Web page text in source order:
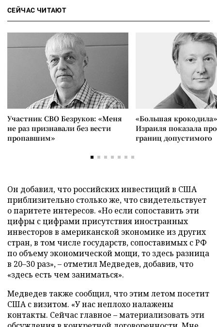
СЕЙЧАС ЧИТАЮТ
Участник СВО Безруков: «Меня
не раз признавали без вести
пропавшим»
«Большая
Израиля показала
границ допустимого
Он добавил, что российских инвестиций в США
приблизительно столько же, что свидетельствует
о паритете интересов. «Но если сопоставить эти
цифры с цифрами присутствия иностранных
инвесторов в американской экономике из других
стран, в том числе государств, сопоставимых с РФ
по объему экономической мощи, то здесь разница
в 20–30 раз», – отметил Медведев, добавив, что
«здесь есть чем заниматься».
Медведев также сообщил, что этим летом посетит
США с визитом. «У нас неплохо налажены
контакты. Сейчас главное – материализовать эти